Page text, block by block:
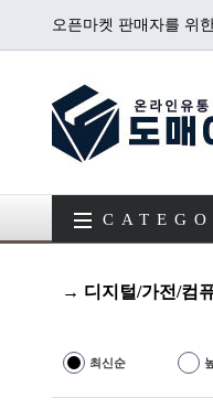
오픈마켓 판매자를 위
→ 디지털/가전/컴
최신순